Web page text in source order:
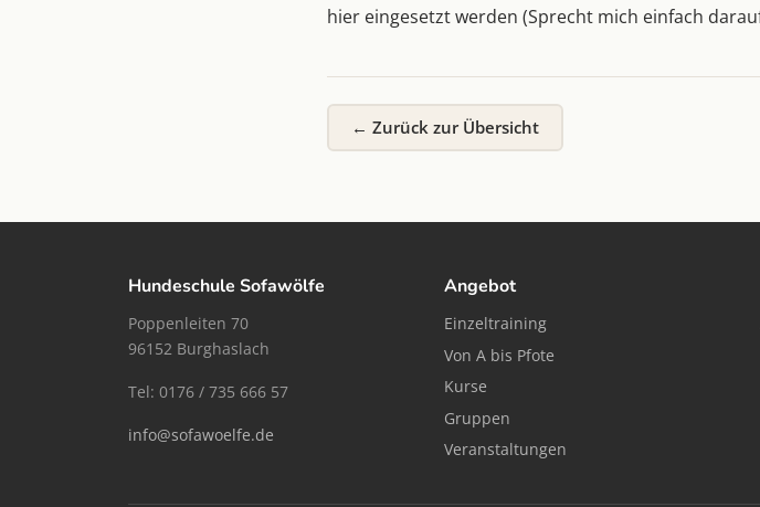
hier eingesetzt werden (Sprecht mich einfach
← Zurück zur Übersicht
Hundeschule Sofawölfe
Poppenleiten 70
96152 Burghaslach
Tel: 0176 / 735 666 57
info@sofawoelfe.de
Angebot
Einzeltraining
Von A bis Pfote
Kurse
Gruppen
Veranstaltungen